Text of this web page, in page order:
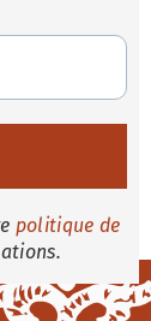
politique de